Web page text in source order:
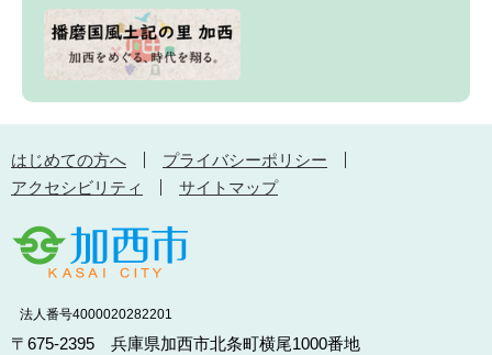
はじめての方へ
プライバシーポリシー
アクセシビリティ
サイトマップ
法人番号4000020282201
〒675-2395 兵庫県加西市北条町横尾1000番地